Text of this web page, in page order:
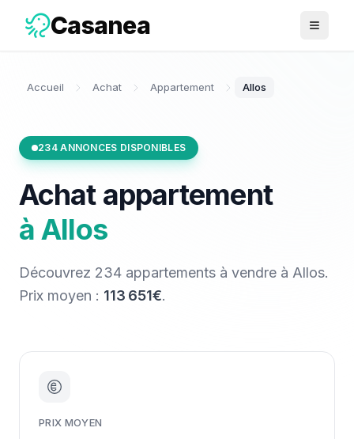
Casanea Ouvrir
Accueil Achat Appartement Allos
234ANNONCES DISPONIBLES
Achat appartement
àAllos
Découvrez 234 appartements à vendre à Allos.
Prix moyen : 113 651€.
PRIX MOYEN